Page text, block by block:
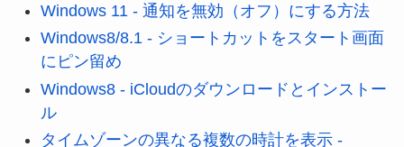
Windows 11 - 通知を無効（オフ）にする方法
Windows8/8.1 - ショートカットをスタート画面
にピン留め
Windows8 - iCloudのダウンロードとインストー
ル
タイムゾーンの異なる複数の時計を表示 -